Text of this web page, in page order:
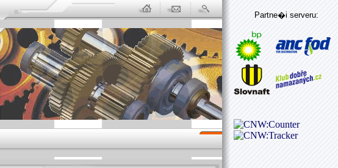
Partne�i serveru: